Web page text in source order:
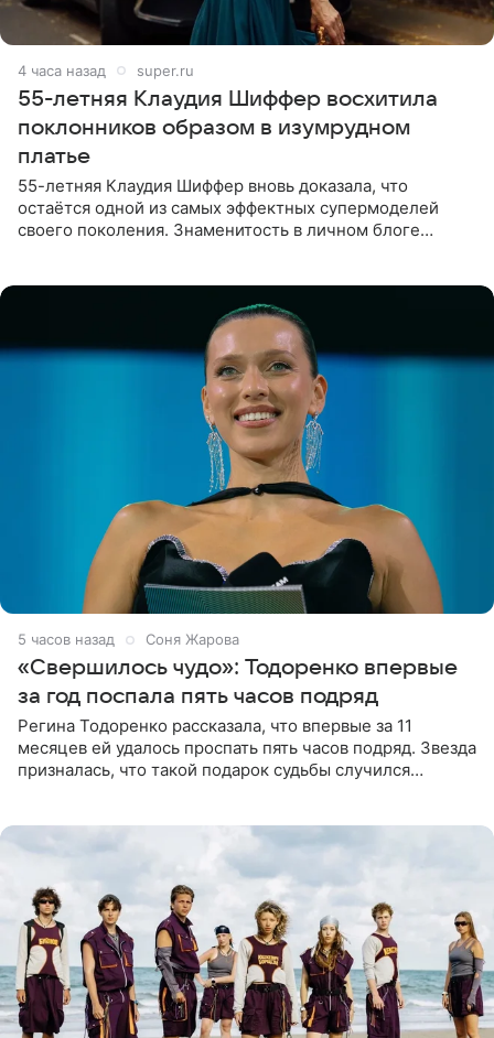
4 часа назад super.ru
55-летняя Клаудия Шиффер восхитила
поклонников образом в изумрудном
платье
55-летняя Клаудия Шиффер вновь доказала, что
остаётся одной из самых эффектных супермоделей
своего поколения. Знаменитость в личном блоге
5 часов назад Соня Жарова
«Свершилось чудо»: Тодоренко впервые
за год поспала пять часов подряд
Регина Тодоренко рассказала, что впервые за 11
месяцев ей удалось проспать пять часов подряд. Звезда
призналась, что такой подарок судьбы случился